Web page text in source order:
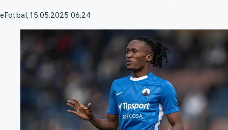
eFotbal,15.05.2025 06:24